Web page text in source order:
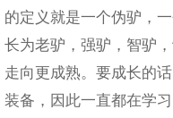
的定义就是一个伪驴，
长为老驴，强驴，智驴
走向更成熟。要成长的
装备，因此一直都在学